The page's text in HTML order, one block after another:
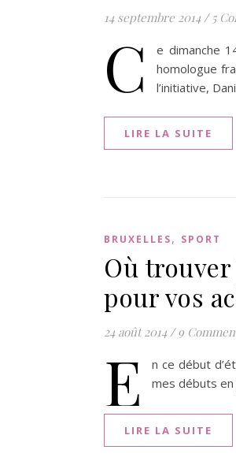
14 septembre 2014 / 5
C
e dimanche
homologue
l’initiative,
LIRE LA SUITE
BRUXELLES, SPORT
Où
pour vos
24 août 2014 / 9
E
n ce début
mes débuts en
LIRE LA SUITE